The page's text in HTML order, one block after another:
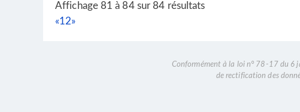
Affichage 81 à 84 sur 84 résultats
«12»
Conformément à la loi n° 78-17 du 6
de rectification des